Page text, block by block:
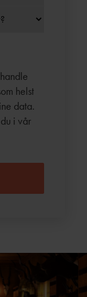
helst
data.
i vår